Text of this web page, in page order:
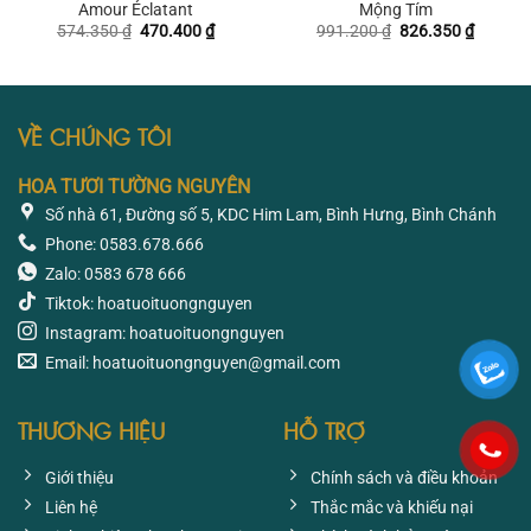
Amour Éclatant
574.350₫ Giá
470.400₫Giá
hiện
470.400 ₫.
Mộng Tím
991.200₫ Giá
826.350₫Giá
hiện
VỀ CHÚNG TÔI
HOA TƯƠI TƯỜNG NGUYÊN
Số nhà 61, Đường số 5, KDC Him Lam, Bình Hưng, Bình Chánh
Phone: 0583.678.666
Zalo: 0583 678 666
Tiktok: hoatuoituongnguyen
Instagram: hoatuoituongnguyen
Email: hoatuoituongnguyen@gmail.com
THƯƠNG HIỆU
Giới thiệu
Liên hệ
HỖ TRỢ
Chính sách và điều khoản
Thắc mắc và khiếu nại